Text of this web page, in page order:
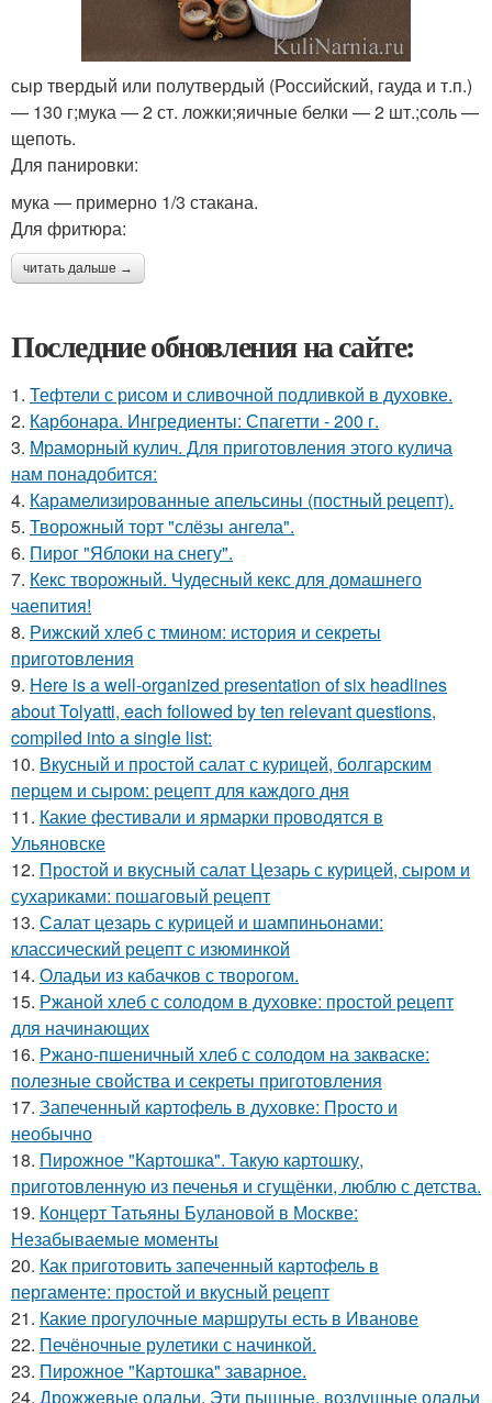
сыр твердый или полутвердый (Российский, гауда и т.п.)
— 130 г;мука — 2 ст. ложки;яичные белки — 2 шт.;соль —
щепоть.
Для панировки:
мука — примерно 1/3 стакана.
Для фритюра:
читать дальше →
Последние обновления на сайте:
1. Тефтели с рисом и сливочной подливкой в духовке.
2. Карбонара. Ингредиенты: Спагетти - 200 г.
3. Мраморный кулич. Для приготовления этого кулича
нам понадобится:
4. Карамелизированные апельсины (постный рецепт).
5. Творожный торт "слёзы ангела".
6. Пирог "Яблоки на снегу".
7. Кекс творожный. Чудесный кекс для домашнего
чаепития!
8. Рижский хлеб с тмином: история и секреты
приготовления
9. Here is a well-organized presentation of six headlines
about Tolyatti, each followed by ten relevant questions,
compiled into a single list:
10. Вкусный и простой салат с курицей, болгарским
перцем и сыром: рецепт для каждого дня
11. Какие фестивали и ярмарки проводятся в
Ульяновске
12. Простой и вкусный салат Цезарь с курицей, сыром и
сухариками: пошаговый рецепт
13. Салат цезарь с курицей и шампиньонами:
классический рецепт с изюминкой
14. Оладьи из кабачков с творогом.
15. Ржаной хлеб с солодом в духовке: простой рецепт
для начинающих
16. Ржано-пшеничный хлеб с солодом на закваске:
полезные свойства и секреты приготовления
17. Запеченный картофель в духовке: Просто и
необычно
18. Пирожное "Картошка". Такую картошку,
приготовленную из печенья и сгущёнки, люблю с детства.
19. Концерт Татьяны Булановой в Москве:
Незабываемые моменты
20. Как приготовить запеченный картофель в
пергаменте: простой и вкусный рецепт
21. Какие прогулочные маршруты есть в Иванове
22. Печёночные рулетики с начинкой.
23. Пирожное "Картошка" заварное.
24. Дрожжевые оладьи. Эти пышные, воздушные оладьи